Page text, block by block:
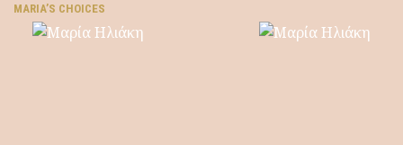
ΜARIA’S CHOICES